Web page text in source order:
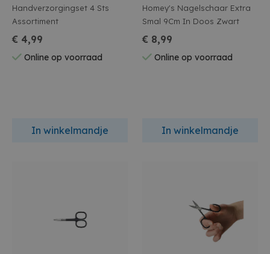
Handverzorgingset 4 Sts
Assortiment
€ 4,99
Online op voorraad
In winkelmandje
Homey's Nagelschaar Extra
Smal 9Cm In Doos Zwart
€ 8,99
Online op voorraad
In winkelmandje